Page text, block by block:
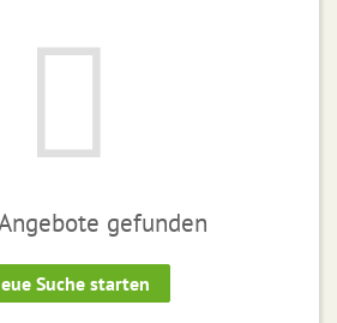
gefunden
Suche starten